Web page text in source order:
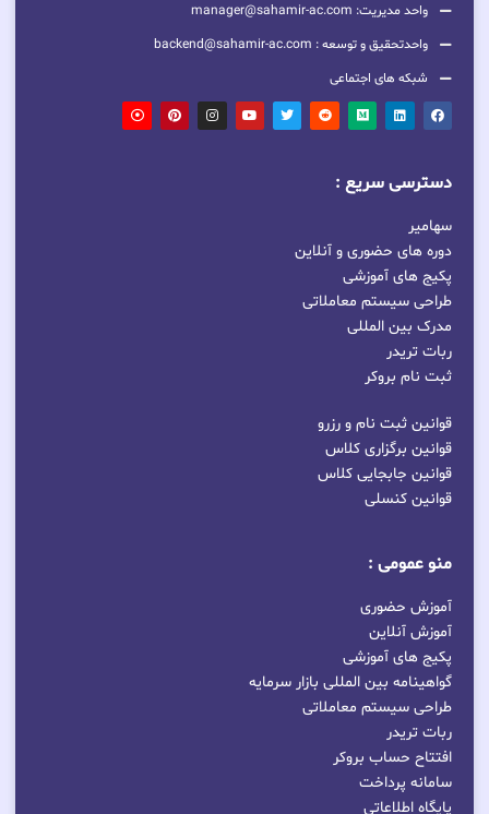
واحد مدیریت: manager@sahamir-ac.com
واحدتحقیق و توسعه : backend@sahamir-ac.com
شبکه های اجتماعی
دسترسی سریع :
سهامیر
دوره های حضوری و آنلاین
پکیج های آموزشی
طراحی سیستم معاملاتی
مدرک بین المللی
ربات تریدر
ثبت نام بروکر
قوانین ثبت نام و رزرو
قوانین برگزاری کلاس
قوانین جابجایی کلاس
قوانین کنسلی
منو عمومی :
آموزش حضوری
آموزش آنلاین
پکیج های آموزشی
گواهینامه بین المللی بازار سرمایه
طراحی سیستم معاملاتی
ربات تریدر
افتتاح حساب بروکر
سامانه پرداخت
پایگاه اطلاعاتی